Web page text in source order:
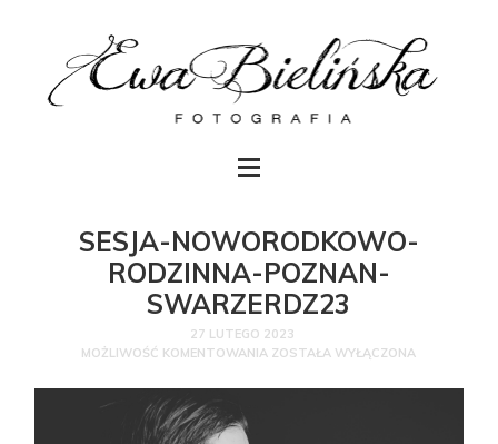
SESJA-NOWORODKOWO-
RODZINNA-POZNAN-
SWARZERDZ23
27 LUTEGO 2023
MOŻLIWOŚĆ KOMENTOWANIA ZOSTAŁA WYŁĄCZONA